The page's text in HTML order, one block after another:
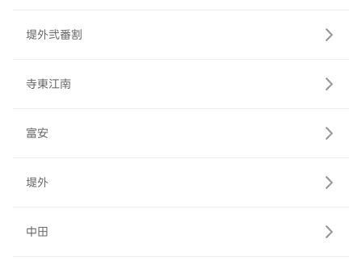
堤外弐番割
寺東江南
富安
堤外
中田